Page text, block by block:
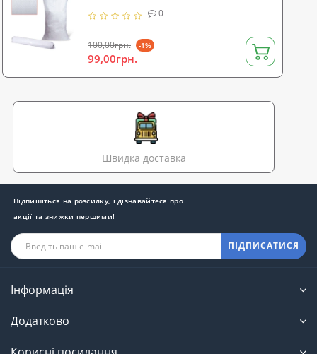
0
100,00грн. -1%
99,00грн.
Швидка доставка
Підпишіться на розсилку, і дізнавайтеся про
акції та знижки першими!
ПІДПИСАТИСЯ
Інформація
Додатково